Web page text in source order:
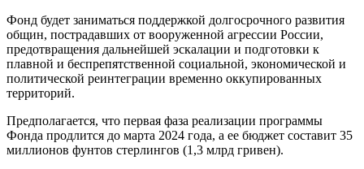
Фонд будет заниматься поддержкой долгосрочного развития
общин, пострадавших от вооруженной агрессии России,
предотвращения дальнейшей эскалации и подготовки к
плавной и беспрепятственной социальной, экономической и
политической реинтеграции временно оккупированных
территорий.
Предполагается, что первая фаза реализации программы
Фонда продлится до марта 2024 года, а ее бюджет составит 35
миллионов фунтов стерлингов (1,3 млрд гривен).